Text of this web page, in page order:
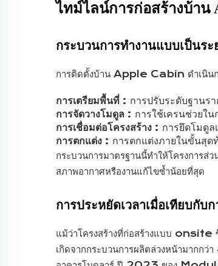
ไทม์ไลน์การก่อสร้างบ้าน
กระบวนการทำงานแบบเป็นร
การติดตั้งบ้าน Apple Cabin ดำเนินกา
การเตรียมพื้นที่ : การปรับระดับฐานร
การจัดวางโมดูล : การใช้เครนช่วยใ
การเชื่อมต่อโครงสร้าง : การยึดโมดูล
การตกแต่ง : การตกแต่งภายในขั้นสุด
กระบวนการมาตรฐานนี้ทำให้โครงการ
สภาพอากาศหรืองานแก้ไขซ้ำน้อยที่สุด
การประหยัดเวลาเมื่อเทียบกับ
แม้ว่าโครงสร้างที่ก่อสร้างแบบ onsite
เกิดจากกระบวนการผลิตล่วงหน้ามากก